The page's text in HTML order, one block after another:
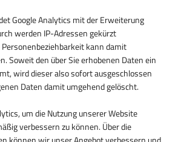
Google Analytics mit der Erweiterung
werden IP-Adressen gekürzt
kann damit
Soweit den über Sie erhobenen Daten ein
wird dieser also sofort ausgeschlossen
Daten damit umgehend gelöscht.
um die Nutzung unserer Website
verbessern zu können. Über die